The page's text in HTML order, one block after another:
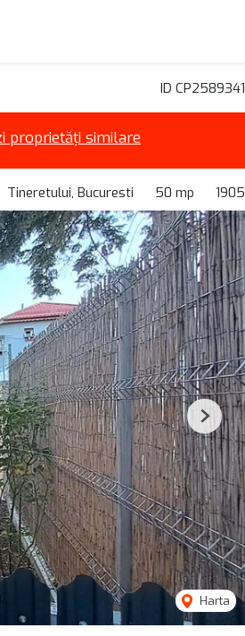
ID CP2589341
proprietăți similare
Tineretului, Bucuresti 50 mp 1905
Harta
Next